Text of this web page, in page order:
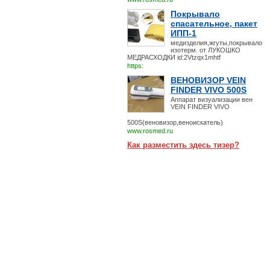
Покрывало
спасательное, пакет
ИПП-1
медизделия,жгуты,покрывало
изотерм. от ЛУКОШКО
МЕДРАСХОДКИ id:2Vtzqx1mhtf
https:
ВЕНОВИЗОР VEIN
FINDER VIVO 500S
Аппарат визуализации вен
VEIN FINDER VIVO
500S(веновизор,веноискатель)
www.rosmed.ru
Как разместить здесь тизер?